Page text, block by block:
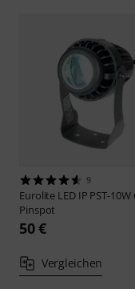
9
Eurolite LED IP PST-10W
Pinspot
50 €
Vergleichen